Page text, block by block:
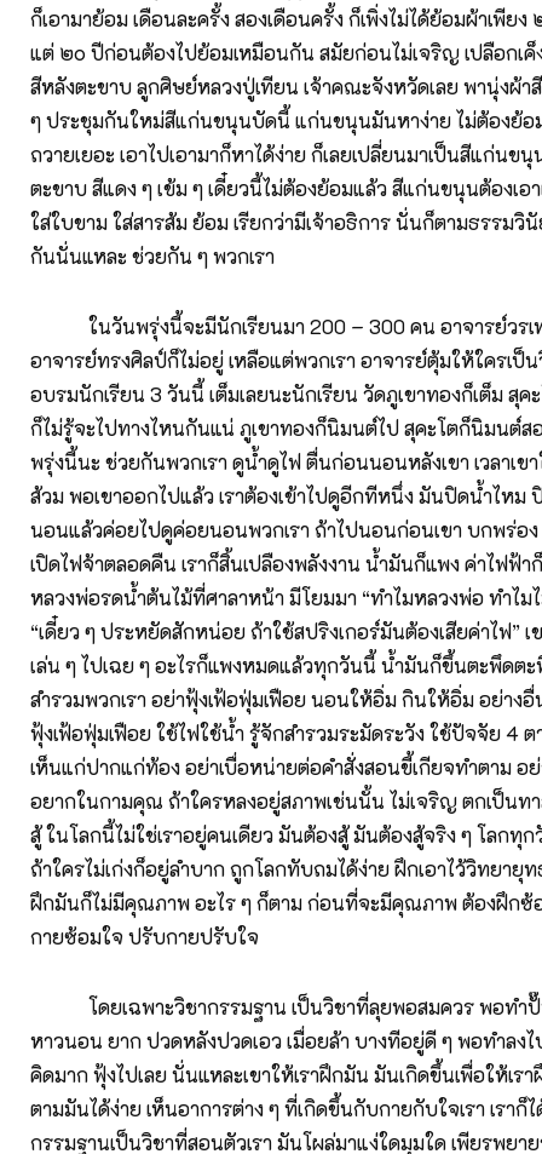
ก็เอามาย้อม เดือนละครั้ง สองเดือนครั้ง ก็เพิ่งไม่ได้ย้อมผ้าเพีย
แต่ ๒๐ ปีก่อนต้องไปย้อมเหมือนกัน สมัยก่อนไม่เจริญ เปลือกเ
สีหลังตะขาบ ลูกศิษย์หลวงปู่เทียน เจ้าคณะจังหวัดเลย พานุ่งผ้า
ๆ ประชุมกันใหม่สีแก่นขนุนบัดนี้ แก่นขนุนมันหาง่าย ไม่ต้องย้อม
ถวายเยอะ เอาไปเอามาก็หาได้ง่าย ก็เลยเปลี่ยนมาเป็นสีแก่นข
ตะขาบ สีแดง ๆ เข้ม ๆ เดี๋ยวนี้ไม่ต้องย้อมแล้ว สีแก่นขนุนต้องเอ
ใส่ใบขาม ใส่สารส้ม ย้อม เรียกว่ามีเจ้าอธิการ นั่นก็ตามธรรมวิ
กันนั่นแหละ ช่วยกัน ๆ พวกเรา
ในวันพรุ่งนี้จะมีนักเรียนมา 200 – 300 คน อาจารย์วรเ
อาจารย์ทรงศิลป์ก็ไม่อยู่ เหลือแต่พวกเรา อาจารย์ตุ้มให้ใครเป็
อบรมนักเรียน 3 วันนี้ เต็มเลยนะนักเรียน วัดภูเขาทองก็เต็ม สุค
ก็ไม่รู้จะไปทางไหนกันแน่ ภูเขาทองก็นิมนต์ไป สุคะโตก็นิมนต์ส
พรุ่งนี้นะ ช่วยกันพวกเรา ดูน้ำดูไฟ ตื่นก่อนนอนหลังเขา เวลาเข
ส้วม พอเขาออกไปแล้ว เราต้องเข้าไปดูอีกทีหนึ่ง มันปิดน้ำไหม
นอนแล้วค่อยไปดูค่อยนอนพวกเรา ถ้าไปนอนก่อนเขา บกพร่อ
เปิดไฟจ้าตลอดคืน เราก็สิ้นเปลืองพลังงาน น้ำมันก็แพง ค่าไฟฟ้า
หลวงพ่อรดน้ำต้นไม้ที่ศาลาหน้า มีโยมมา “ทำไมหลวงพ่อ ทำไม
“เดี๋ยว ๆ ประหยัดสักหน่อย ถ้าใช้สปริงเกอร์มันต้องเสียค่าไฟ” เข
เล่น ๆ ไปเฉย ๆ อะไรก็แพงหมดแล้วทุกวันนี้ น้ำมันก็ขึ้นตะพึดตะ
สำรวมพวกเรา อย่าฟุ้งเฟ้อฟุ่มเฟือย นอนให้อิ่ม กินให้อิ่ม อย่างอื่
ฟุ้งเฟ้อฟุ่มเฟือย ใช้ไฟใช้น้ำ รู้จักสำรวมระมัดระวัง ใช้ปัจจัย 4
เห็นแก่ปากแก่ท้อง อย่าเบื่อหน่ายต่อคำสั่งสอนขี้เกียจทำตาม อ
อยากในกามคุณ ถ้าใครหลงอยู่สภาพเช่นนั้น ไม่เจริญ ตกเป็นท
สู้ ในโลกนี้ไม่ใช่เราอยู่คนเดียว มันต้องสู้ มันต้องสู้จริง ๆ โลกทุ
ถ้าใครไม่เก่งก็อยู่ลำบาก ถูกโลกทับถมได้ง่าย ฝึกเอาไว้วิทยายุท
ฝึกมันก็ไม่มีคุณภาพ อะไร ๆ ก็ตาม ก่อนที่จะมีคุณภาพ ต้องฝึกซ้
กายซ้อมใจ ปรับกายปรับใจ
โดยเฉพาะวิชากรรมฐาน เป็นวิชาที่ลุยพอสมควร พอทำปั๊
หาวนอน ยาก ปวดหลังปวดเอว เมื่อยล้า บางทีอยู่ดี ๆ พอทำลงไ
คิดมาก ฟุ้งไปเลย นั่นแหละเขาให้เราฝึกมัน มันเกิดขึ้นเพื่อให้เรา
ตามมันได้ง่าย เห็นอาการต่าง ๆ ที่เกิดขึ้นกับกายกับใจเรา เราก็
กรรมฐานเป็นวิชาที่สอนตัวเรา มันโผล่มาแง่ใดมุมใด เพียรพย